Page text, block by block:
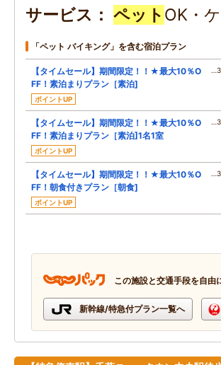
サービス ペット OK・
「ペット バイキング」を含む宿泊プラン
【タイムセール】期間限定！！★最大10％O
FF！素泊まりプラン［素泊]
ポイントUP
【タイムセール】期間限定！！★最大10％O
FF！素泊まりプラン［素泊]1名1室
ポイントUP
【タイムセール】期間限定！！★最大10％O
FF！朝食付きプラン［朝食]
ポイントUP
この施設と交通手段を自由
新幹線/特急付プラン一覧へ